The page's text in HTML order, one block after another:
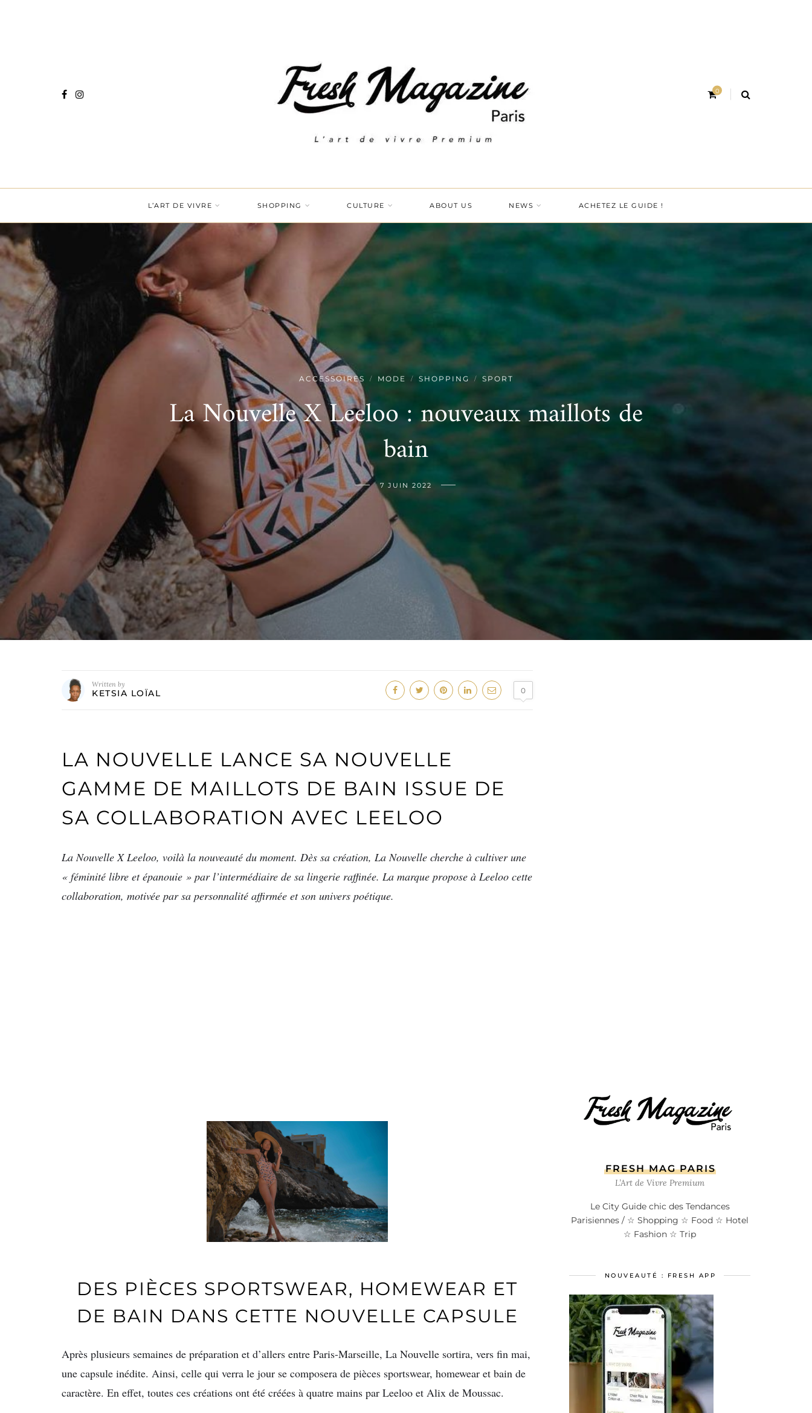
0
L’ART DE VIVRE SHOPPING CULTURE ABOUT US NEWS ACHETEZ LE GUIDE !
ACCESSOIRES / MODE / SHOPPING / SPORT
La Nouvelle X Leeloo : nouveaux maillots de
bain
7 JUIN 2022
Written by
KETSIA LOÏAL 0
LA NOUVELLE LANCE SA NOUVELLE
GAMME DE MAILLOTS DE BAIN ISSUE DE
SA COLLABORATION AVEC LEELOO
La Nouvelle X Leeloo, voilà la nouveauté du moment. Dès sa création, La Nouvelle cherche à cultiver une
« féminité libre et épanouie » par l’intermédiaire de sa lingerie raffinée. La marque propose à Leeloo cette
collaboration, motivée par sa personnalité affirmée et son univers poétique.
DES PIÈCES SPORTSWEAR, HOMEWEAR ET
DE BAIN DANS CETTE NOUVELLE CAPSULE
Après plusieurs semaines de préparation et d’allers entre Paris-Marseille, La Nouvelle sortira, vers fin mai,
une capsule inédite. Ainsi, celle qui verra le jour se composera de pièces sportswear, homewear et bain de
caractère. En effet, toutes ces créations ont été créées à quatre mains par Leeloo et Alix de Moussac.
FRESH MAG PARIS
L’Art de Vivre Premium
Le City Guide chic des Tendances
Parisiennes / ☆ Shopping ☆ Food ☆ Hotel
☆ Fashion ☆ Trip
NOUVEAUTÉ : FRESH APP